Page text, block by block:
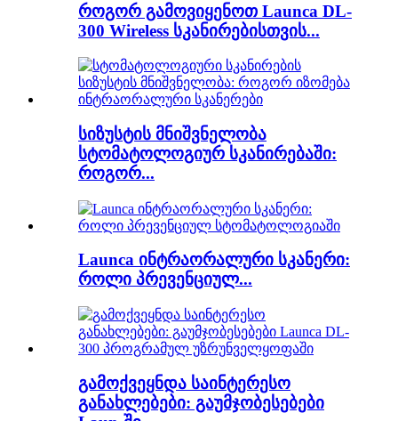
როგორ გამოვიყენოთ Launca DL-
300 Wireless სკანირებისთვის...
სიზუსტის მნიშვნელობა
სტომატოლოგიურ სკანირებაში:
როგორ...
Launca ინტრაორალური სკანერი:
როლი პრევენციულ...
გამოქვეყნდა საინტერესო
განახლებები: გაუმჯობესებები